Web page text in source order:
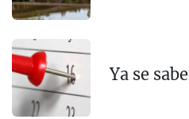
Ya se